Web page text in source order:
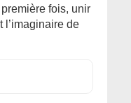
fois, unir
l’imaginaire de